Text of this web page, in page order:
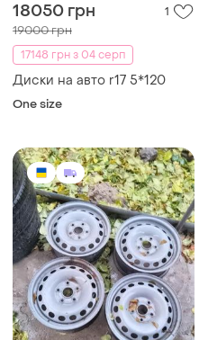
18050 грн 1
19000 грн
17148 грн з 04 серп
Диски на авто r17 5*120
One size